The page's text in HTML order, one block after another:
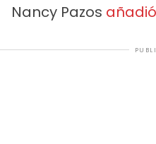
Nancy Pazos añadió